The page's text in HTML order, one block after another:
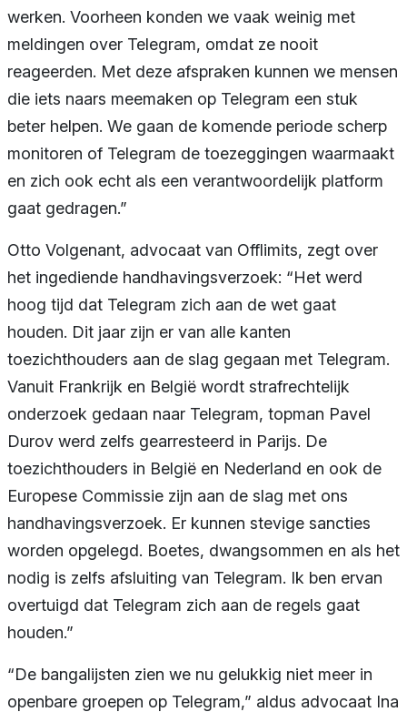
werken. Voorheen konden we vaak weinig met
meldingen over Telegram, omdat ze nooit
reageerden. Met deze afspraken kunnen we mensen
die iets naars meemaken op Telegram een stuk
beter helpen. We gaan de komende periode scherp
monitoren of Telegram de toezeggingen waarmaakt
en zich ook echt als een verantwoordelijk platform
gaat gedragen.”
Otto Volgenant, advocaat van Offlimits, zegt over
het ingediende handhavingsverzoek: “Het werd
hoog tijd dat Telegram zich aan de wet gaat
houden. Dit jaar zijn er van alle kanten
toezichthouders aan de slag gegaan met Telegram.
Vanuit Frankrijk en België wordt strafrechtelijk
onderzoek gedaan naar Telegram, topman Pavel
Durov werd zelfs gearresteerd in Parijs. De
toezichthouders in België en Nederland en ook de
Europese Commissie zijn aan de slag met ons
handhavingsverzoek. Er kunnen stevige sancties
worden opgelegd. Boetes, dwangsommen en als het
nodig is zelfs afsluiting van Telegram. Ik ben ervan
overtuigd dat Telegram zich aan de regels gaat
houden.”
“De bangalijsten zien we nu gelukkig niet meer in
openbare groepen op Telegram,” aldus advocaat Ina